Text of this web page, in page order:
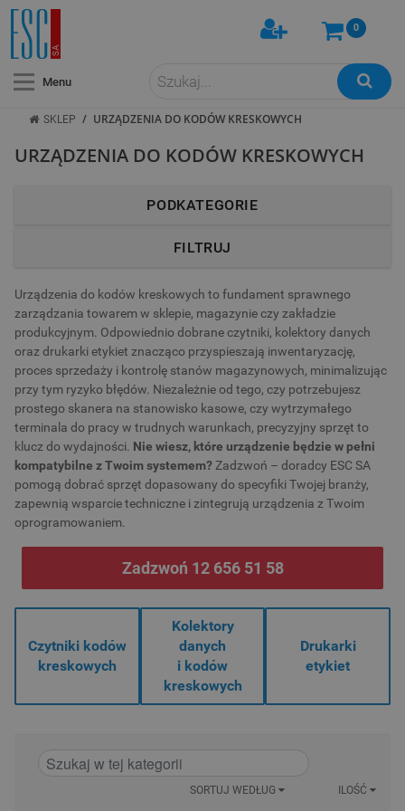
Menu
0
SKLEP / URZĄDZENIA DO KODÓW KRESKOWYCH
PODKATEGORIE
FILTRUJ
URZĄDZENIA DO KODÓW KRESKOWYCH
Urządzenia do kodów kreskowych to fundament sprawnego
zarządzania towarem w sklepie, magazynie czy zakładzie
produkcyjnym. Odpowiednio dobrane czytniki, kolektory danych
oraz drukarki etykiet znacząco przyspieszają inwentaryzację,
proces sprzedaży i kontrolę stanów magazynowych, minimalizując
przy tym ryzyko błędów. Niezależnie od tego, czy potrzebujesz
prostego skanera na stanowisko kasowe, czy wytrzymałego
terminala do pracy w trudnych warunkach, precyzyjny sprzęt to
klucz do wydajności. Nie wiesz, które urządzenie będzie w pełni
kompatybilne z Twoim systemem?Zadzwoń – doradcy ESC SA
pomogą dobrać sprzęt dopasowany do specyfiki Twojej branży,
zapewnią wsparcie techniczne i zintegrują urządzenia z Twoim
oprogramowaniem.
Zadzwoń 12 656 51 58
Czytniki kodów
kreskowych
Kolektory
danych
i kodów
kreskowych
Drukarki
etykiet
SORTUJ WEDŁUG ILOŚĆ